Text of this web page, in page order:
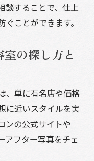
談することで、仕上
ことができます。
の探し方と
、単に有名店や価格
に近いスタイルを実
ンの公式サイトや
アフター写真をチェ